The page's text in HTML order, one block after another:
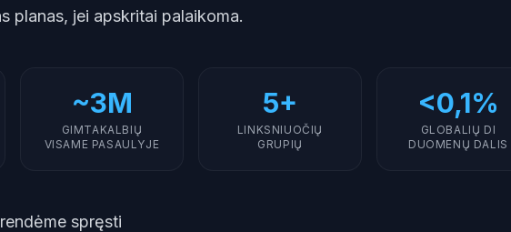
planas, jei apskritai palaikoma.
~3M
GIMTAKALBIŲ
VISAME PASAULYJE
5+
LINKSNIUOČIŲ
GRUPIŲ
<0,1%
GLOBALIŲ DI
DUOMENŲ DALIS
spręsti